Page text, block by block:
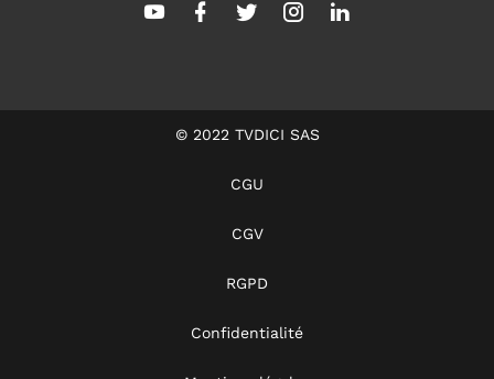
© 2022 TVDICI SAS
CGU
CGV
RGPD
Confidentialité